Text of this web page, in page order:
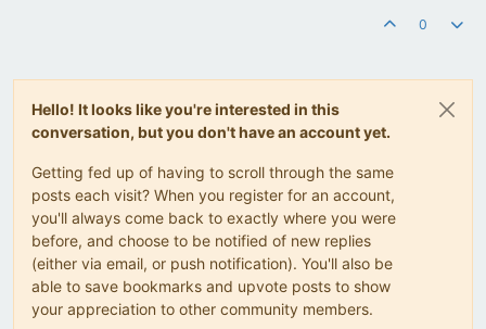
0
Hello! It looks like you're interested in this
conversation, but you don't have an account yet.
Getting fed up of having to scroll through the same
posts each visit? When you register for an account,
you'll always come back to exactly where you were
before, and choose to be notified of new replies
(either via email, or push notification). You'll also be
able to save bookmarks and upvote posts to show
your appreciation to other community members.